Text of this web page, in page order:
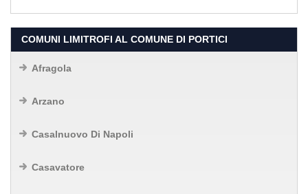
COMUNI LIMITROFI AL COMUNE DI PORTICI
Afragola
Arzano
Casalnuovo Di Napoli
Casavatore